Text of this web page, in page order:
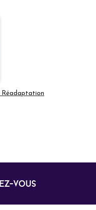
Réadaptation
vous